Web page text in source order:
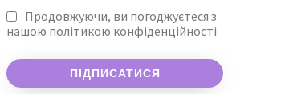
Продовжуючи, ви погоджуєтеся з
нашою політикою конфіденційності